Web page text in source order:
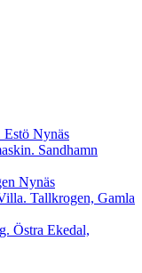
Nynäs
Sandhamn
Nynäs
Tallkrogen, Gamla
Östra Ekedal,